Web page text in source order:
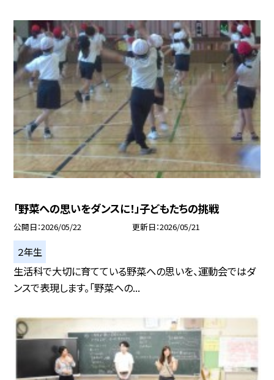
「野菜への思いをダンスに！」子どもたちの挑戦
公開日 2026/05/22 更新日 2026/05/21
２年生
生活科で大切に育てている野菜への思いを、運動会ではダ
ンスで表現します。「野菜への...